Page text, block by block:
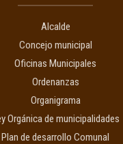
Alcalde
Concejo municipal
Oficinas Municipales
Ordenanzas
Organigrama
Orgánica de municipalidades
Plan de desarrollo Comunal